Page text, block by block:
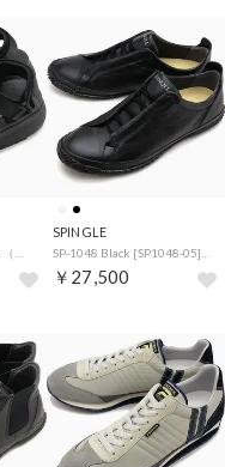
SPINGLE
￥27,500